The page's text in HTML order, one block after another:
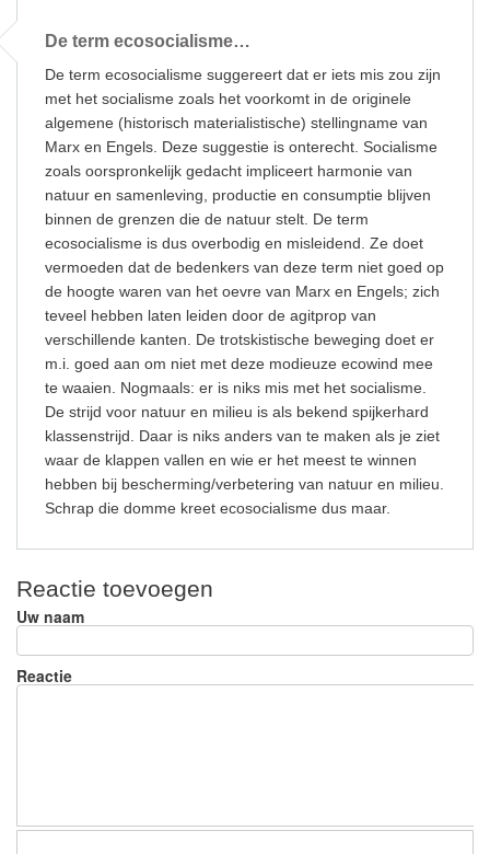
De term ecosocialisme…
De term ecosocialisme suggereert dat er iets mis zou zijn
met het socialisme zoals het voorkomt in de originele
algemene (historisch materialistische) stellingname van
Marx en Engels. Deze suggestie is onterecht. Socialisme
zoals oorspronkelijk gedacht impliceert harmonie van
natuur en samenleving, productie en consumptie blijven
binnen de grenzen die de natuur stelt. De term
ecosocialisme is dus overbodig en misleidend. Ze doet
vermoeden dat de bedenkers van deze term niet goed op
de hoogte waren van het oevre van Marx en Engels; zich
teveel hebben laten leiden door de agitprop van
verschillende kanten. De trotskistische beweging doet er
m.i. goed aan om niet met deze modieuze ecowind mee
te waaien. Nogmaals: er is niks mis met het socialisme.
De strijd voor natuur en milieu is als bekend spijkerhard
klassenstrijd. Daar is niks anders van te maken als je ziet
waar de klappen vallen en wie er het meest te winnen
hebben bij bescherming/verbetering van natuur en milieu.
Schrap die domme kreet ecosocialisme dus maar.
Reactie toevoegen
Uw naam
Reactie